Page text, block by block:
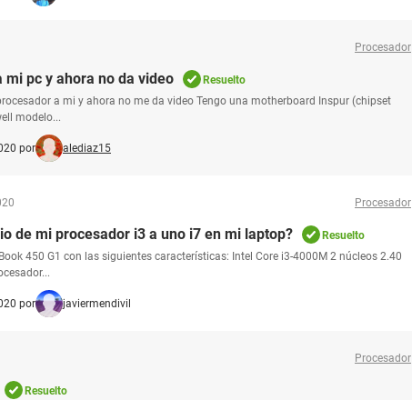
Procesador
pc y ahora no da video
Resuelto
a mi y ahora no me da video Tengo una motherboard Inspur (chipset
modelo...
por alediaz15
Procesador
de mi procesador i3 a uno i7 en mi laptop?
Resuelto
450 G1 con las siguientes características: Intel Core i3-4000M 2 núcleos 2.40
por javiermendivil
Procesador
Resuelto